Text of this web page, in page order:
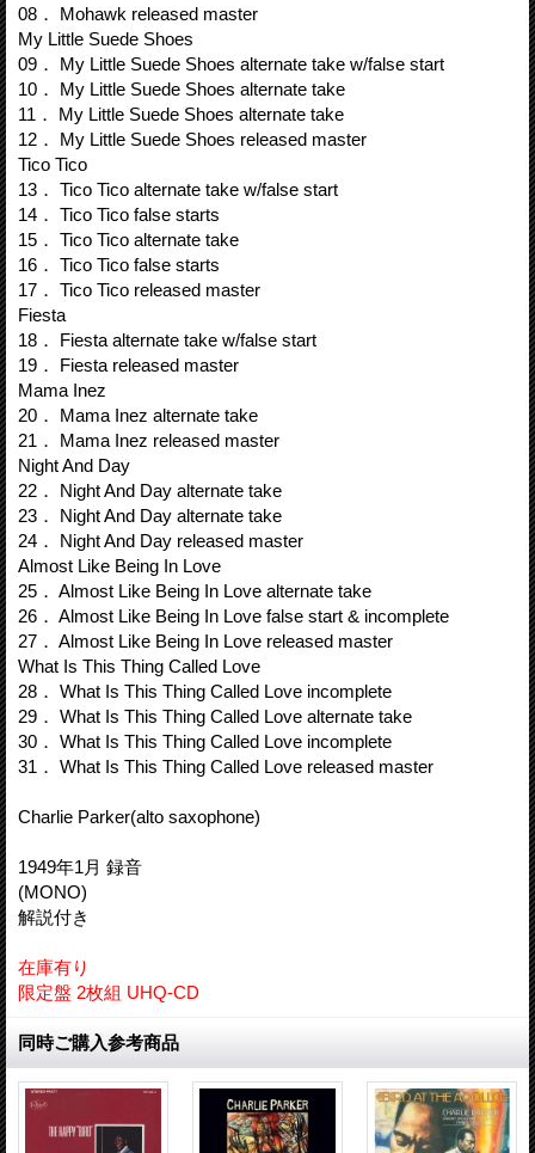
08． Mohawk released master
My Little Suede Shoes
09． My Little Suede Shoes alternate take w/false start
10． My Little Suede Shoes alternate take
11． My Little Suede Shoes alternate take
12． My Little Suede Shoes released master
Tico Tico
13． Tico Tico alternate take w/false start
14． Tico Tico false starts
15． Tico Tico alternate take
16． Tico Tico false starts
17． Tico Tico released master
Fiesta
18． Fiesta alternate take w/false start
19． Fiesta released master
Mama Inez
20． Mama Inez alternate take
21． Mama Inez released master
Night And Day
22． Night And Day alternate take
23． Night And Day alternate take
24． Night And Day released master
Almost Like Being In Love
25． Almost Like Being In Love alternate take
26． Almost Like Being In Love false start & incomplete
27． Almost Like Being In Love released master
What Is This Thing Called Love
28． What Is This Thing Called Love incomplete
29． What Is This Thing Called Love alternate take
30． What Is This Thing Called Love incomplete
31． What Is This Thing Called Love released master
Charlie Parker(alto saxophone)
1949年1月 録音
(MONO)
解説付き
在庫有り
限定盤 2枚組 UHQ-CD
同時ご購入参考商品